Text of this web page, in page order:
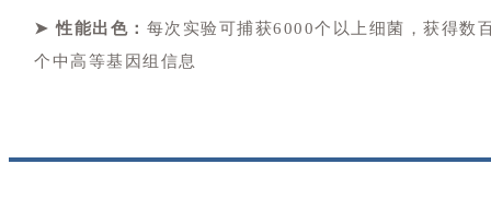
➤ 性能出色： 每次实验可捕获6000个以上细菌，获得数
个中高等基因组信息